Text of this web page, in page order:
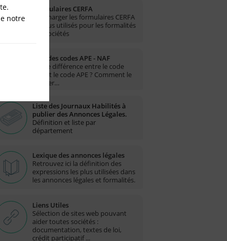
Formulaires CERFA
Télécharger les formulaires CERFA
les plus utilisés pour les formalités
des sociétés
Liste des codes APE - NAF
Quelle différence entre le code
NAF et le code APE ? Comment le
trouver…
Liste des Journaux Habilités à
publier des Annonces Légales.
Définition et liste par
département
Lexique des annonces légales
Retrouvez ici la définition des
expressions les plus utilisées dans
les annonces légales et formalités.
Liens Utiles
Sélection de sites web pouvant
aider toutes sociétés :
documentation, textes de loi,
crédit participatif ...
notre